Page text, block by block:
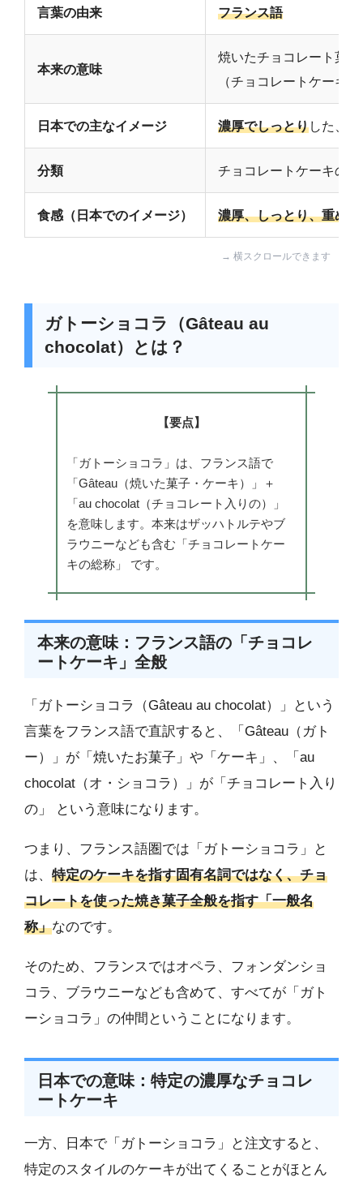
言葉の由来 フランス語
本来の意味
焼いたチョコレート菓子
（チョコレートケーキ
日本での主なイメージ 濃厚でしっとりした、
分類 チョコレートケーキの一
食感（日本でのイメージ） 濃厚、しっとり、重め
ガトーショコラ（Gâteau au
chocolat）とは？
【要点】
「ガトーショコラ」は、フランス語で
「Gâteau（焼いた菓子・ケーキ）」＋
「au chocolat（チョコレート入りの）」
を意味します。本来はザッハトルテやブ
ラウニーなども含む「チョコレートケー
キの総称」 です。
本来の意味：フランス語の「チョコレ
ートケーキ」全般
「ガトーショコラ（Gâteau au chocolat）」という
言葉をフランス語で直訳すると、「Gâteau（ガト
ー）」が「焼いたお菓子」や「ケーキ」、「au
chocolat（オ・ショコラ）」が「チョコレート入り
の」 という意味になります。
つまり、フランス語圏では「ガトーショコラ」と
は、 特定のケーキを指す固有名詞ではなく、チョ
コレートを使った焼き菓子全般を指す「一般名
称」なのです。
そのため、フランスではオペラ、フォンダンショ
コラ、ブラウニーなども含めて、すべてが「ガト
ーショコラ」の仲間ということになります。
日本での意味：特定の濃厚なチョコレ
ートケーキ
一方、日本で「ガトーショコラ」と注文すると、
特定のスタイルのケーキが出てくることがほとん